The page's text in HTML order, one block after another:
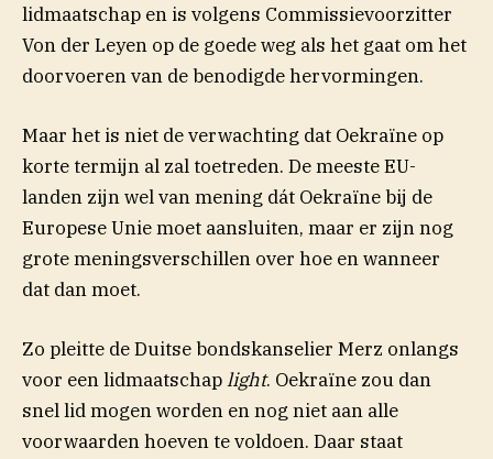
lidmaatschap en is volgens Commissievoorzitter
Von der Leyen op de goede weg als het gaat om het
doorvoeren van de benodigde hervormingen.
Maar het is niet de verwachting dat Oekraïne op
korte termijn al zal toetreden. De meeste EU-
landen zijn wel van mening dát Oekraïne bij de
Europese Unie moet aansluiten, maar er zijn nog
grote meningsverschillen over hoe en wanneer
dat dan moet.
Zo pleitte de Duitse bondskanselier Merz onlangs
voor een lidmaatschaplight. Oekraïne zou dan
snel lid mogen worden en nog niet aan alle
voorwaarden hoeven te voldoen. Daar staat